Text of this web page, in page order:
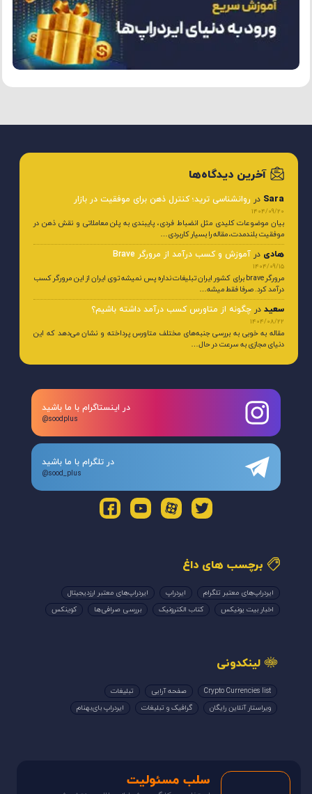
آخرین دیدگاه‌ها
Sara در روانشناسی ترید؛ کنترل ذهن برای موفقیت در بازار
1404/09/20
بیان موضوعات کلیدی مثل انضباط فردی، پایبندی به پلن معاملاتی و نقش ذهن در
موفقیت بلندمدت، مقاله را بسیار کاربردی…
هادی در آموزش و کسب درآمد از مرورگر Brave
1404/09/15
مرورگر brave برای کشور ایران تبلیغات نداره پس نمیشه توی ایران از این مرورگر کسب
درآمد کرد. صرفا فقط میشه…
سعید در چگونه از متاورس کسب درآمد داشته باشیم؟
1404/08/22
مقاله به خوبی به بررسی جنبه‌های مختلف متاورس پرداخته و نشان می‌دهد که این
دنیای مجازی به سرعت در حال…
در اینستاگرام با ما باشید
@soodplus
در تلگرام با ما باشید
@sood_plus
برچسب های داغ
ایردراپ‌های معتبر تلگرام ایردراپ
ایردراپ‌های معتبر ارزدیجیتال
اخبار بیت یونیکس
کتاب الکترونیک بررسی صرافی‌ها کوینکس
لینکدونی
Crypto Currencies list صفحه آرایی
تبلیغات
ویراستار آنلاین رایگان
گرافیک و تبلیغات ایردراپ بای‌بهنام
سلب مسئولیت